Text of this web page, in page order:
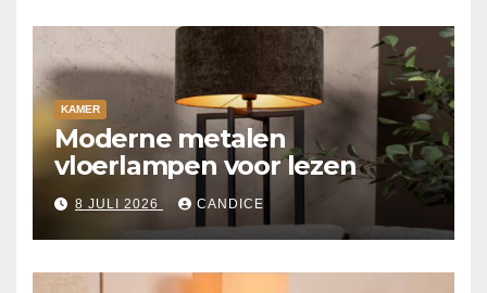
KAMER
Moderne metalen
vloerlampen voor lezen
8 JULI 2026 CANDICE